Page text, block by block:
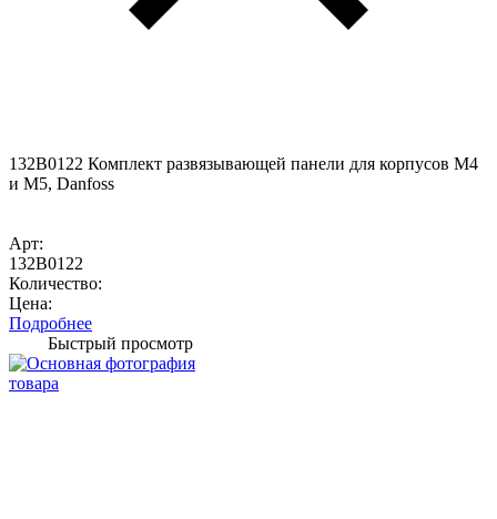
132B0122 Комплект развязывающей панели для корпусов M4
и M5, Danfoss
Арт:
132B0122
Количество:
Цена:
Подробнее
Быстрый просмотр